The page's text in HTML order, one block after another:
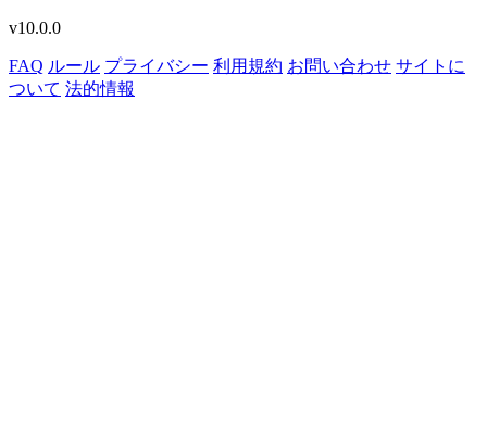
v10.0.0
FAQ ルール プライバシー 利用規約 お問い合わせ サイトに
ついて 法的情報